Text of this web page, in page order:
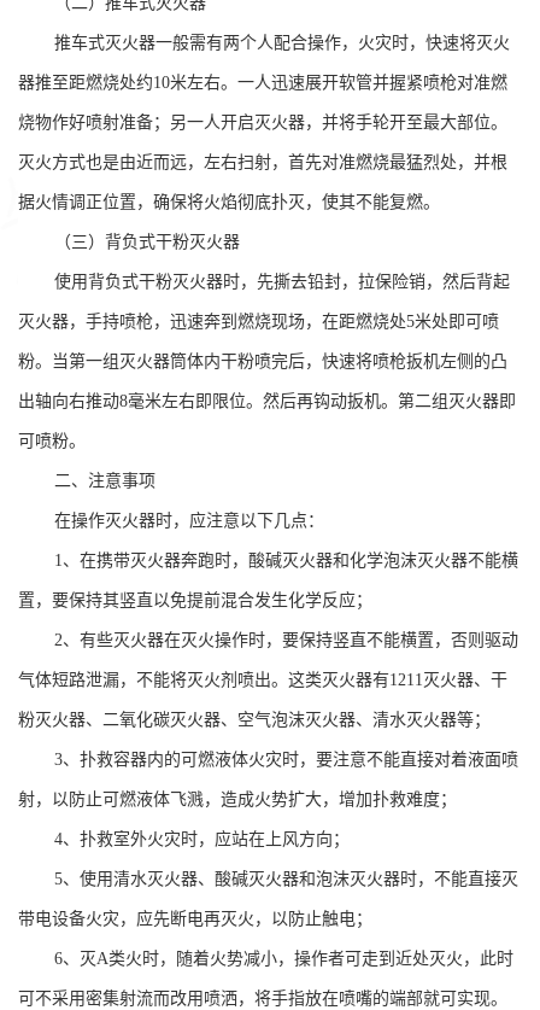
推车式灭火器一般需有两个人配合操作，火灾时，快速将灭火
器推至距燃烧处约10米左右。一人迅速展开软管并握紧喷枪对准燃
烧物作好喷射准备；另一人开启灭火器，并将手轮开至最大部位。
灭火方式也是由近而远，左右扫射，首先对准燃烧最猛烈处，并根
据火情调正位置，确保将火焰彻底扑灭，使其不能复燃。
（三）背负式干粉灭火器
使用背负式干粉灭火器时，先撕去铅封，拉保险销，然后背起
灭火器，手持喷枪，迅速奔到燃烧现场，在距燃烧处5米处即可喷
粉。当第一组灭火器筒体内干粉喷完后，快速将喷枪扳机左侧的凸
出轴向右推动8毫米左右即限位。然后再钩动扳机。第二组灭火器即
可喷粉。
二、注意事项
在操作灭火器时，应注意以下几点：
1、在携带灭火器奔跑时，酸碱灭火器和化学泡沫灭火器不能横
置，要保持其竖直以免提前混合发生化学反应；
2、有些灭火器在灭火操作时，要保持竖直不能横置，否则驱动
气体短路泄漏，不能将灭火剂喷出。这类灭火器有1211灭火器、干
粉灭火器、二氧化碳灭火器、空气泡沫灭火器、清水灭火器等；
3、扑救容器内的可燃液体火灾时，要注意不能直接对着液面喷
射，以防止可燃液体飞溅，造成火势扩大，增加扑救难度；
4、扑救室外火灾时，应站在上风方向；
5、使用清水灭火器、酸碱灭火器和泡沫灭火器时，不能直接灭
带电设备火灾，应先断电再灭火，以防止触电；
6、灭A类火时，随着火势减小，操作者可走到近处灭火，此时
可不采用密集射流而改用喷洒，将手指放在喷嘴的端部就可实现。